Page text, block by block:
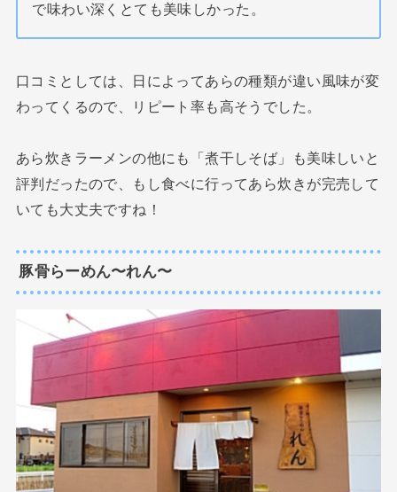
で味わい深くとても美味しかった。
口コミとしては、日によってあらの種類が違い風味が変
わってくるので、リピート率も高そうでした。
あら炊きラーメンの他にも「煮干しそば」も美味しいと
評判だったので、もし食べに行ってあら炊きが完売して
いても大丈夫ですね！
豚骨らーめん〜れん〜